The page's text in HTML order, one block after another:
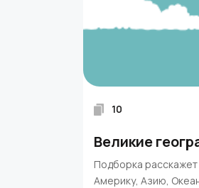
10
Великие
Подборка
Америку, Азию,